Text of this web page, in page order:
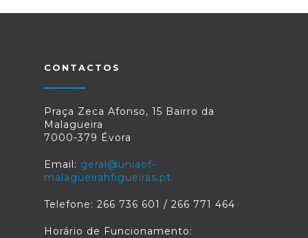
CONTACTOS
Praça Zeca Afonso, 15 Bairro da
Malagueira
7000-379 Évora
Email: geral@uniaof-
malagueirahfigueiras.pt
Telefone: 266 736 601 / 266 771 464
Horário de Funcionamento: